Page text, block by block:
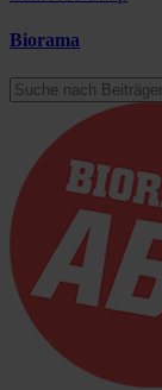
Biorama